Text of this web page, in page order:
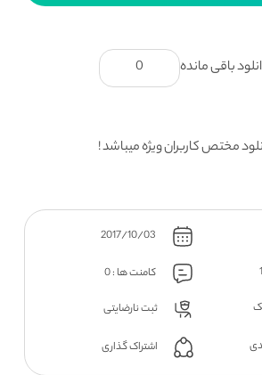
باقی مانده 0
مختص کاربران ویژه میباشد !
کامنت ها : 0
ثبت نارضایتی
اشتراک گذاری